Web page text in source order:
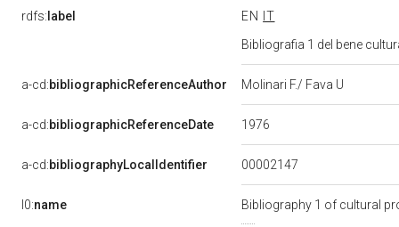
rdfs: label EN
IT
Bibliografia 1 del bene
a-cd:bibliographicReferenceAuthor Molinari F./ Fava U
a-cd:bibliographicReferenceDate 1976
a-cd:bibliographyLocalIdentifier 00002147
l0:name Bibliography 1 of cultural